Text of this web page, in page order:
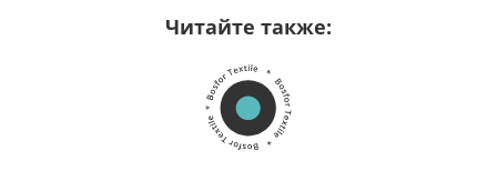
Читайте также: